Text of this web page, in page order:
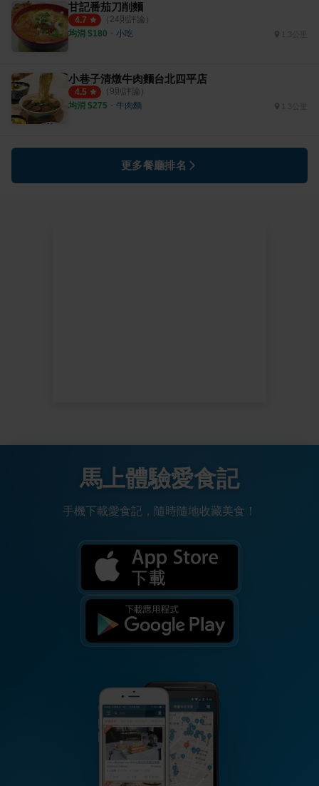
甘記番茄刀削麵
4.7 （ 24則評論）
均消 $180 ・ 小吃
小巷子清燉牛肉麵台北四平店
4.5 （ 9則評論）
均消 $275 ・ 牛肉麵
更多餐廳排名
馬上體驗愛食記
手機下載愛食記，隨時隨地收藏美食！